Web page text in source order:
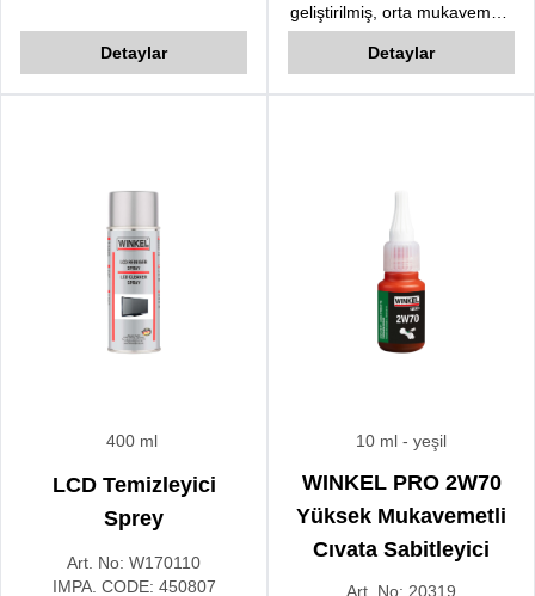
Detaylar
geliştirilmiş, orta mukavemetli
anaerobik dişli sızdırmazlık
ürünüdür.
Detaylar
400 ml
LCD Temizleyici
Sprey
Art. No: W170110
IMPA. CODE: 450807
10 ml - yeşil
WINKEL PRO 2W70
Yüksek Mukavemetli
Cıvata Sabitleyici
Art. No: 20319